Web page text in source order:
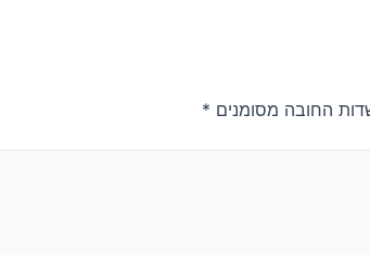
החובה מסומנים *